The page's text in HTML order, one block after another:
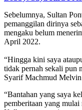
Sebelumnya, Sultan
pemanggilan dirinya
mengaku belum
April 2022.
“Hingga kini saya
tidak pernah sekali pun
Syarif Machmud
“Bantahan yang saya
pemberitaan yang mulai